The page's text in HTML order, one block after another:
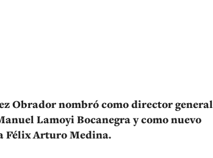
Obrador nombró como director general
Lamoyi Bocanegra y como nuevo
Félix Arturo Medina.